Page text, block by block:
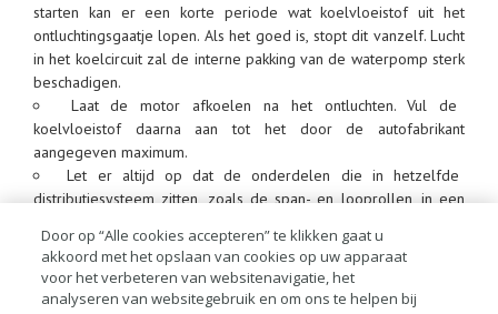
starten kan er een korte periode wat koelvloeistof uit het
ontluchtingsgaatje lopen. Als het goed is, stopt dit vanzelf. Lucht
in het koelcircuit zal de interne pakking van de waterpomp sterk
beschadigen.
Laat de motor afkoelen na het ontluchten. Vul de
koelvloeistof daarna aan tot het door de autofabrikant
aangegeven maximum.
Let er altijd op dat de onderdelen die in hetzelfde
distributiesysteem zitten, zoals de span- en looprollen, in een
distributiesysteem kunnen desastreuze gevolgen hebben voor
de zwakkere onderdelen in het circuit en ernstige motorschade
is dan vaak de uitkomst. Het gelijktijdig vervangen van de
Door op “Alle cookies accepteren” te klikken gaat u
akkoord met het opslaan van cookies op uw apparaat
voor het verbeteren van websitenavigatie, het
analyseren van websitegebruik en om ons te helpen bij